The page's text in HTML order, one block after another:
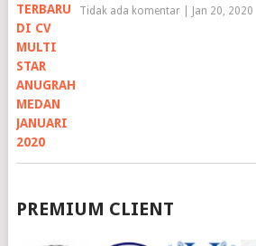
Tidak ada komentar| Jan 20, 2020
PREMIUM CLIENT